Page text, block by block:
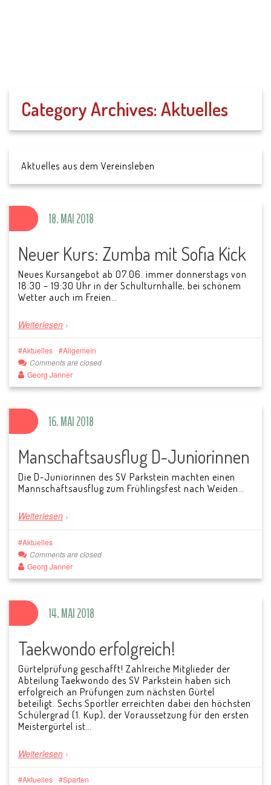
Category Archives: Aktuelles
Aktuelles aus dem Vereinsleben
Neuer Kurs: Zumba mit Sofia Kick
Neues Kursangebot ab 07.06. immer donnerstags von
18:30 – 19:30 Uhr in der Schulturnhalle, bei schönem
Wetter auch im Freien…
Weiterlesen
18. MAI 2018
Aktuelles
Allgemein
Comments are closed
Georg Janner
Manschaftsausflug D-Juniorinnen
Die D-Juniorinnen des SV Parkstein machten einen
Mannschaftsausflug zum Frühlingsfest nach Weiden…
Weiterlesen
16. MAI 2018
Aktuelles
Comments are closed
Georg Janner
Taekwondo erfolgreich!
Gürtelprüfung geschafft! Zahlreiche Mitglieder der
Abteilung Taekwondo des SV Parkstein haben sich
erfolgreich an Prüfungen zum nächsten Gürtel
beteiligt. Sechs Sportler erreichten dabei den höchsten
Schülergrad (1. Kup), der Voraussetzung für den ersten
Meistergürtel ist…
Weiterlesen
14. MAI 2018
Aktuelles
Sparten